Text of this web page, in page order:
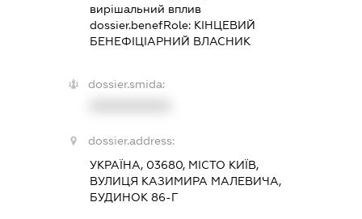
вирішальний вплив
dossier.benefRole: КІНЦЕВИЙ
БЕНЕФІЦІАРНИЙ ВЛАСНИК
dossier.smida:
dossier.address:
УКРАЇНА, 03680, МІСТО КИЇВ,
ВУЛИЦЯ КАЗИМИРА МАЛЕВИЧА,
БУДИНОК 86-Г